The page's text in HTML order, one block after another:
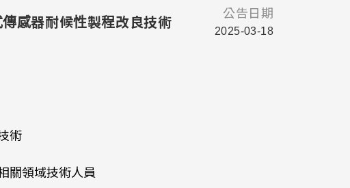
感器耐候性製程改良技術
公告日期
2025-03-18
術
關領域技術人員